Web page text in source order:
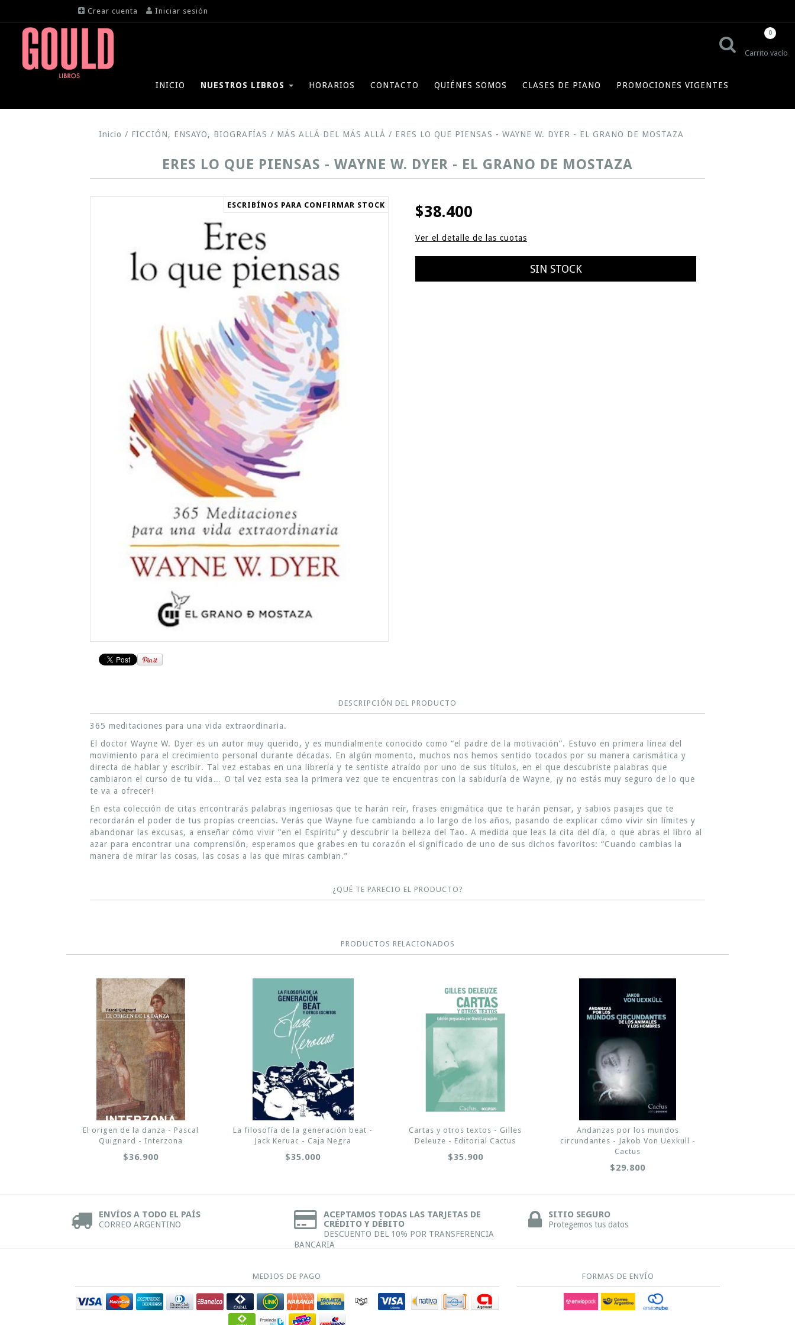
Crear cuenta Iniciar sesión
Carrito vacío
0
INICIO NUESTROS LIBROS HORARIOS CONTACTO QUIÉNES SOMOS CLASES DE PIANO PROMOCIONES VIGENTES
Inicio / FICCIÓN, ENSAYO, BIOGRAFÍAS / MÁS ALLÁ DEL MÁS ALLÁ / ERES LO QUE PIENSAS - WAYNE W. DYER - EL GRANO DE MOSTAZA
ERES LO QUE PIENSAS - WAYNE W. DYER - EL GRANO DE MOSTAZA
ESCRIBÍNOS PARA CONFIRMAR STOCK $38.400
Ver el detalle de las cuotas
DESCRIPCIÓN DEL PRODUCTO
365 meditaciones para una vida extraordinaria.
El doctor Wayne W. Dyer es un autor muy querido, y es mundialmente conocido como “el padre de la motivación”. Estuvo en primera línea del
movimiento para el crecimiento personal durante décadas. En algún momento, muchos nos hemos sentido tocados por su manera carismática y
directa de hablar y escribir. Tal vez estabas en una librería y te sentiste atraído por uno de sus títulos, en el que descubriste palabras que
cambiaron el curso de tu vida… O tal vez esta sea la primera vez que te encuentras con la sabiduría de Wayne, ¡y no estás muy seguro de lo que
te va a ofrecer!
En esta colección de citas encontrarás palabras ingeniosas que te harán reír, frases enigmática que te harán pensar, y sabios pasajes que te
recordarán el poder de tus propias creencias. Verás que Wayne fue cambiando a lo largo de los años, pasando de explicar cómo vivir sin límites y
abandonar las excusas, a enseñar cómo vivir “en el Espíritu” y descubrir la belleza del Tao. A medida que leas la cita del día, o que abras el libro al
azar para encontrar una comprensión, esperamos que grabes en tu corazón el significado de uno de sus dichos favoritos: “Cuando cambias la
manera de mirar las cosas, las cosas a las que miras cambian.”
¿QUÉ TE PARECIO EL PRODUCTO?
PRODUCTOS RELACIONADOS
El origen de la danza - Pascal
Quignard - Interzona
$36.900
La filosofía de la generación beat -
Jack Keruac - Caja Negra
$35.000
Cartas y otros textos - Gilles
Deleuze - Editorial Cactus
$35.900
Andanzas por los mundos
circundantes - Jakob Von Uexkull -
Cactus
$29.800
ENVÍOS A TODO EL PAÍS
CORREO ARGENTINO
ACEPTAMOS TODAS LAS TARJETAS DE
CRÉDITO Y DÉBITO
DESCUENTO DEL 10% POR TRANSFERENCIA
BANCARIA
SITIO SEGURO
Protegemos tus datos
MEDIOS DE PAGO FORMAS DE ENVÍO